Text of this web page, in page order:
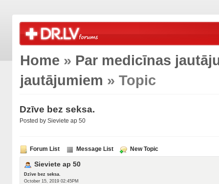
Home » Par medicīnas
jautājumiem » Topic
Dzīve bez seksa.
Posted by Sieviete ap 50
Forum List Message List New Topic
Sieviete ap 50
Dzīve bez seksa.
October 15, 2019 02:45PM